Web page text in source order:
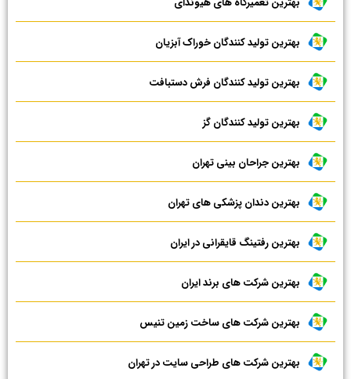
بهترین تولید کنندگان خوراک آبزیان
بهترین تولید کنندگان فرش دستبافت
بهترین تولید کنندگان گز
بهترین جراحان بینی تهران
بهترین دندان پزشکی های تهران
بهترین رفتینگ قایقرانی در ایران
بهترین شرکت های برند ایران
بهترین شرکت های ساخت زمین تنیس
بهترین شرکت های طراحی سایت در تهران